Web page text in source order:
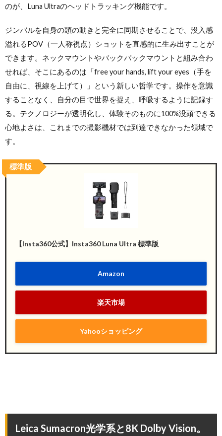
のが、Luna Ultraのヘッドトラッキング機能です。
ジンバルを自身の頭の動きと完全に同期させることで、没入感
溢れるPOV（一人称視点）ショットを直感的に生み出すことが
できます。ネックマウントやバックパックマウントと組み合わ
せれば、そこにあるのは「free your hands, lift your eyes（手を
自由に、視線を上げて）」という新しい哲学です。操作を意識
することなく、自分の目で世界を捉え、呼吸するように記録す
る。テクノロジーが透明化し、体験そのものに100%没頭できる
心地よさは、これまでの撮影機材では到達できなかった領域で
す。
【Insta360公式】Insta360 Luna Ultra 標準版
Amazon
楽天市場
Yahooショッピング
標準版
Leica Sumacron光学系と8K Dolby Vision。